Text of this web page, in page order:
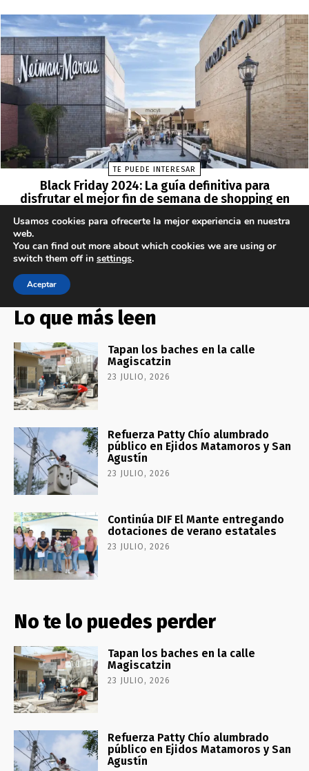
Lo que más leen
Tapan los baches en la calle
Magiscatzin
23 JULIO, 2026
Refuerza Patty Chío alumbrado
público en Ejidos Matamoros y San
Agustín
23 JULIO, 2026
Continúa DIF El Mante entregando
dotaciones de verano estatales
23 JULIO, 2026
No te lo puedes perder
Tapan los baches en la calle
Magiscatzin
23 JULIO, 2026
Refuerza Patty Chío alumbrado
público en Ejidos Matamoros y San
Agustín